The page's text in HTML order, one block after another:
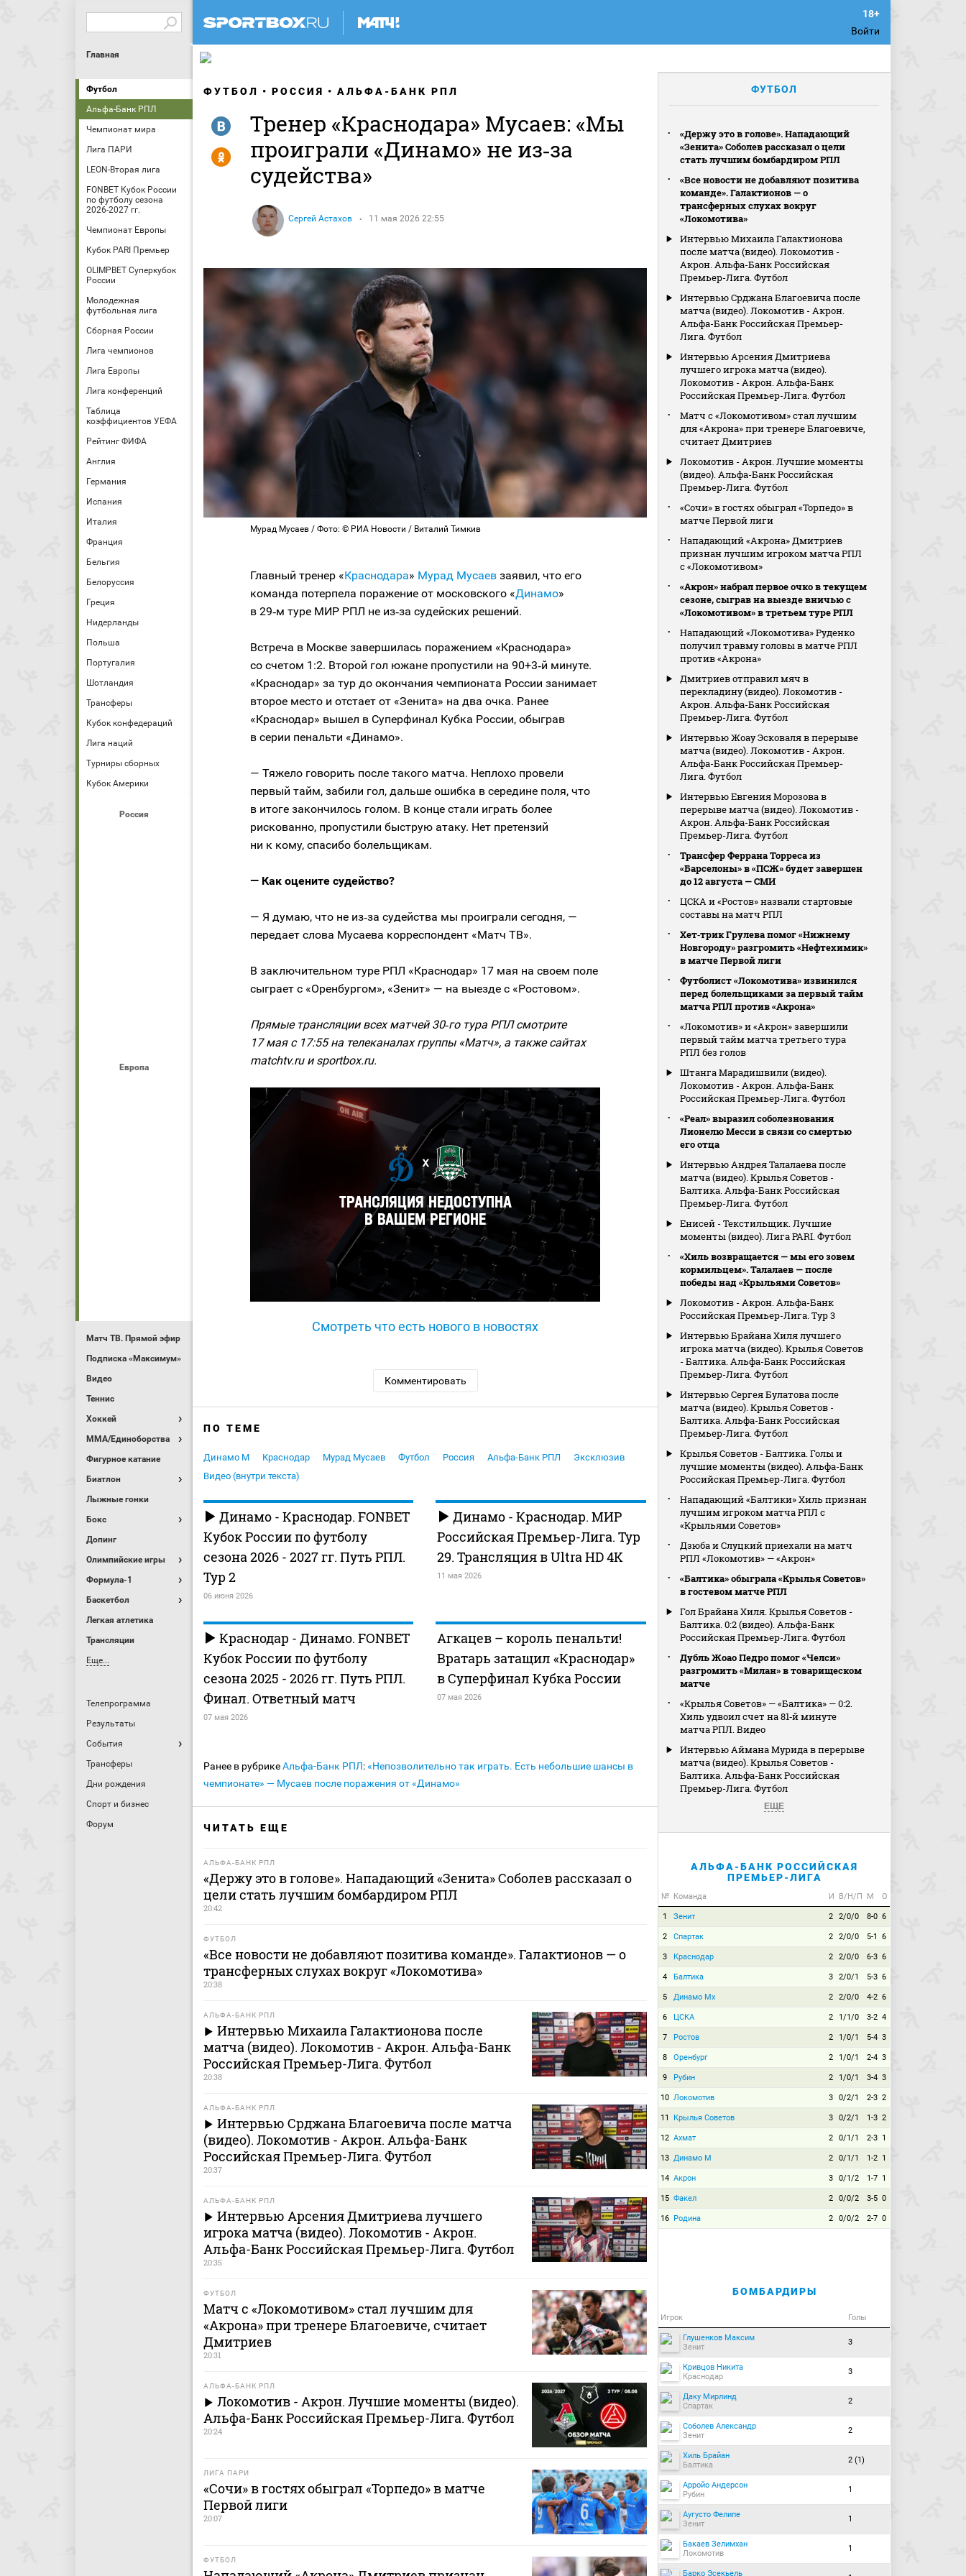
Войти
Главная
Футбол
Альфа-Банк РПЛ
Чемпионат мира
Лига ПАРИ
LEON-Вторая лига
FONBET Кубок России
по футболу сезона
2026-2027 гг.
Чемпионат Европы
Кубок PARI Премьер
OLIMPBET Суперкубок
России
Молодежная
футбольная лига
Сборная России
Лига чемпионов
Лига Европы
Лига конференций
Таблица
коэффициентов УЕФА
Рейтинг ФИФА
Англия
Германия
Испания
Италия
Франция
Бельгия
Белоруссия
Греция
Нидерланды
Польша
Португалия
Шотландия
Трансферы
Кубок конфедераций
Лига наций
Турниры сборных
Кубок Америки
Россия
Европа
Матч ТВ. Прямой эфир
Подписка «Максимум»
Видео
Теннис
Хоккей
MMA/Единоборства
Фигурное катание
Биатлон
Лыжные гонки
Бокс
Допинг
Олимпийские игры
Формула-1
Баскетбол
Легкая атлетика
Трансляции
Еще...
Телепрограмма
Результаты
События
Трансферы
Дни рождения
Спорт и бизнес
Форум
ФУТБОЛ РОССИЯ АЛЬФА-БАНК РПЛ
Тренер «Краснодара» Мусаев: «Мы
проиграли «Динамо» не из‑за
судейства»
Сергей Астахов 11 мая 2026 22:55
R
Y
Мурад Мусаев / Фото: © РИА Новости / Виталий Тимкив
Главный тренер «Краснодара» Мурад Мусаев заявил, что его
команда потерпела поражение от московского «Динамо»
в 29‑м туре МИР РПЛ не из‑за судейских решений.
Встреча в Москве завершилась поражением «Краснодара»
со счетом 1:2. Второй гол южане пропустили на 90+3‑й минуте.
«Краснодар» за тур до окончания чемпионата России занимает
второе место и отстает от «Зенита» на два очка. Ранее
«Краснодар» вышел в Суперфинал Кубка России, обыграв
в серии пенальти «Динамо».
— Тяжело говорить после такого матча. Неплохо провели
первый тайм, забили гол, дальше ошибка в середине поля, что
в итоге закончилось голом. В конце стали играть более
рискованно, пропустили быструю атаку. Нет претензий
ни к кому, спасибо болельщикам.
— Как оцените судейство?
— Я думаю, что не из‑за судейства мы проиграли сегодня, —
передает слова Мусаева корреспондент «Матч ТВ».
В заключительном туре РПЛ «Краснодар» 17 мая на своем поле
сыграет с «Оренбургом», «Зенит» — на выезде с «Ростовом».
Прямые трансляции всех матчей 30‑го тура РПЛ смотрите
17 мая с 17:55 на телеканалах группы «Матч», а также сайтах
matchtv.ru и sportbox.ru.
Смотреть что есть нового в новостях
Комментировать
ПО ТЕМЕ
Динамо М Краснодар Мурад Мусаев Футбол Россия Альфа-Банк РПЛ
Эксклюзив
Видео (внутри текста)
Динамо - Краснодар. FONBET
Кубок России по футболу
сезона 2026 - 2027 гг. Путь РПЛ.
Тур 2
06 июня 2026
Динамо - Краснодар. МИР
Российская Премьер-Лига. Тур
29. Трансляция в Ultra HD 4K
11 мая 2026
Краснодар - Динамо. FONBET
Кубок России по футболу
сезона 2025 - 2026 гг. Путь РПЛ.
Финал. Ответный матч
07 мая 2026
Агкацев – король пенальти!
Вратарь затащил «Краснодар»
в Суперфинал Кубка России
07 мая 2026
Ранее в рубрикеАльфа-Банк РПЛ:«Непозволительно так играть. Есть небольшие шансы в
чемпионате» — Мусаев после поражения от «Динамо»
ЧИТАТЬ ЕЩЕ
АЛЬФА-БАНК РПЛ
«Держу это в голове». Нападающий «Зенита» Соболев рассказал о
цели стать лучшим бомбардиром РПЛ
20:42
ФУТБОЛ
«Все новости не добавляют позитива команде». Галактионов — о
трансферных слухах вокруг «Локомотива»
20:38
АЛЬФА-БАНК РПЛ
Интервью Михаила Галактионова после
матча (видео). Локомотив - Акрон. Альфа-Банк
Российская Премьер-Лига. Футбол
20:38
АЛЬФА-БАНК РПЛ
Интервью Срджана Благоевича после матча
(видео). Локомотив - Акрон. Альфа-Банк
Российская Премьер-Лига. Футбол
20:37
АЛЬФА-БАНК РПЛ
Интервью Арсения Дмитриева лучшего
игрока матча (видео). Локомотив - Акрон.
Альфа-Банк Российская Премьер-Лига. Футбол
20:35
ФУТБОЛ
Матч с «Локомотивом» стал лучшим для
«Акрона» при тренере Благоевиче, считает
Дмитриев
20:31
АЛЬФА-БАНК РПЛ
Локомотив - Акрон. Лучшие моменты (видео).
Альфа-Банк Российская Премьер-Лига. Футбол
20:24
ЛИГА ПАРИ
«Сочи» в гостях обыграл «Торпедо» в матче
Первой лиги
20:07
ФУТБОЛ
ФУТБОЛ
«Держу это в голове». Нападающий
«Зенита» Соболев рассказал о цели
стать лучшим бомбардиром РПЛ
«Все новости не добавляют позитива
команде». Галактионов — о
трансферных слухах вокруг
«Локомотива»
Интервью Михаила Галактионова
после матча (видео). Локомотив -
Акрон. Альфа-Банк Российская
Премьер-Лига. Футбол
Интервью Срджана Благоевича после
матча (видео). Локомотив - Акрон.
Альфа-Банк Российская Премьер-
Лига. Футбол
Интервью Арсения Дмитриева
лучшего игрока матча (видео).
Локомотив - Акрон. Альфа-Банк
Российская Премьер-Лига. Футбол
Матч с «Локомотивом» стал лучшим
для «Акрона» при тренере Благоевиче,
считает Дмитриев
Локомотив - Акрон. Лучшие моменты
(видео). Альфа-Банк Российская
Премьер-Лига. Футбол
«Сочи» в гостях обыграл «Торпедо» в
матче Первой лиги
Нападающий «Акрона» Дмитриев
признан лучшим игроком матча РПЛ
с «Локомотивом»
«Акрон» набрал первое очко в текущем
сезоне, сыграв на выезде вничью с
«Локомотивом» в третьем туре РПЛ
Нападающий «Локомотива» Руденко
получил травму головы в матче РПЛ
против «Акрона»
Дмитриев отправил мяч в
перекладину (видео). Локомотив -
Акрон. Альфа-Банк Российская
Премьер-Лига. Футбол
Интервью Жоау Эсковаля в перерыве
матча (видео). Локомотив - Акрон.
Альфа-Банк Российская Премьер-
Лига. Футбол
Интервью Евгения Морозова в
перерыве матча (видео). Локомотив -
Акрон. Альфа-Банк Российская
Премьер-Лига. Футбол
Трансфер Феррана Торреса из
«Барселоны» в «ПСЖ» будет завершен
до 12 августа — СМИ
ЦСКА и «Ростов» назвали стартовые
составы на матч РПЛ
Хет‑трик Грулева помог «Нижнему
Новгороду» разгромить «Нефтехимик»
в матче Первой лиги
Футболист «Локомотива» извинился
перед болельщиками за первый тайм
матча РПЛ против «Акрона»
«Локомотив» и «Акрон» завершили
первый тайм матча третьего тура
РПЛ без голов
Штанга Марадишвили (видео).
Локомотив - Акрон. Альфа-Банк
Российская Премьер-Лига. Футбол
«Реал» выразил соболезнования
Лионелю Месси в связи со смертью
его отца
Интервью Андрея Талалаева после
матча (видео). Крылья Советов -
Балтика. Альфа-Банк Российская
Премьер-Лига. Футбол
Енисей - Текстильщик. Лучшие
моменты (видео). Лига PARI. Футбол
«Хиль возвращается — мы его зовем
кормильцем». Талалаев — после
победы над «Крыльями Советов»
Локомотив - Акрон. Альфа-Банк
Российская Премьер-Лига. Тур 3
Интервью Брайана Хиля лучшего
игрока матча (видео). Крылья Советов
- Балтика. Альфа-Банк Российская
Премьер-Лига. Футбол
Интервью Сергея Булатова после
матча (видео). Крылья Советов -
Балтика. Альфа-Банк Российская
Премьер-Лига. Футбол
Крылья Советов - Балтика. Голы и
лучшие моменты (видео). Альфа-Банк
Российская Премьер-Лига. Футбол
Нападающий «Балтики» Хиль признан
лучшим игроком матча РПЛ с
«Крыльями Советов»
Дзюба и Слуцкий приехали на матч
РПЛ «Локомотив» — «Акрон»
«Балтика» обыграла «Крылья Советов»
в гостевом матче РПЛ
Гол Брайана Хиля. Крылья Советов -
Балтика. 0:2 (видео). Альфа-Банк
Российская Премьер-Лига. Футбол
Дубль Жоао Педро помог «Челси»
разгромить «Милан» в товарищеском
матче
«Крылья Советов» — «Балтика» — 0:2.
Хиль удвоил счет на 81‑й минуте
матча РПЛ. Видео
Интервью Аймана Мурида в перерыве
матча (видео). Крылья Советов -
Балтика. Альфа-Банк Российская
Премьер-Лига. Футбол
ЕЩЕ
АЛЬФА-БАНК РОССИЙСКАЯ
ПРЕМЬЕР-ЛИГА
№ Команда И В/Н/П М О
1 Зенит 2 2/0/0 8-0 6
2 Спартак 2 2/0/0 5-1 6
3 Краснодар 2 2/0/0 6-3 6
4 Балтика 3 2/0/1 5-3 6
5 Динамо Мх 2 2/0/0 4-2 6
6 ЦСКА 2 1/1/0 3-2 4
7 Ростов 2 1/0/1 5-4 3
8 Оренбург 2 1/0/1 2-4 3
9 Рубин 2 1/0/1 3-4 3
10 Локомотив 3 0/2/1 2-3 2
11 Крылья Советов 3 0/2/1 1-3 2
12 Ахмат 2 0/1/1 2-3 1
13 Динамо М 2 0/1/1 1-2 1
14 Акрон 3 0/1/2 1-7 1
15 Факел 2 0/0/2 3-5 0
16 Родина 2 0/0/2 2-7 0
БОМБАРДИРЫ
Игрок Голы
Глушенков Максим
Зенит
3
Кривцов Никита
Краснодар
3
Даку Мирлинд
Спартак
2
Соболев Александр
Зенит
2
Хиль Брайан
Балтика
2 (1)
Арройо Андерсон
Рубин
1
Аугусто Фелипе
Зенит
1
Бакаев Зелимхан
Локомотив
1
Барко Эсекьель